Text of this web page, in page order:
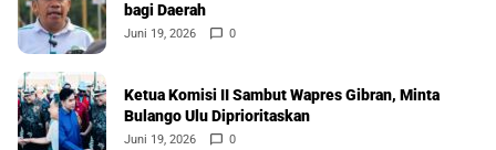
bagi Daerah
Juni 19, 2026 0
Ketua Komisi II Sambut Wapres Gibran, Minta
Bulango Ulu Diprioritaskan
Juni 19, 2026 0